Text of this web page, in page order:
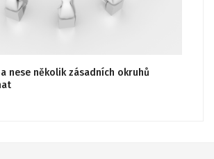
nese několik zásadních okruhů